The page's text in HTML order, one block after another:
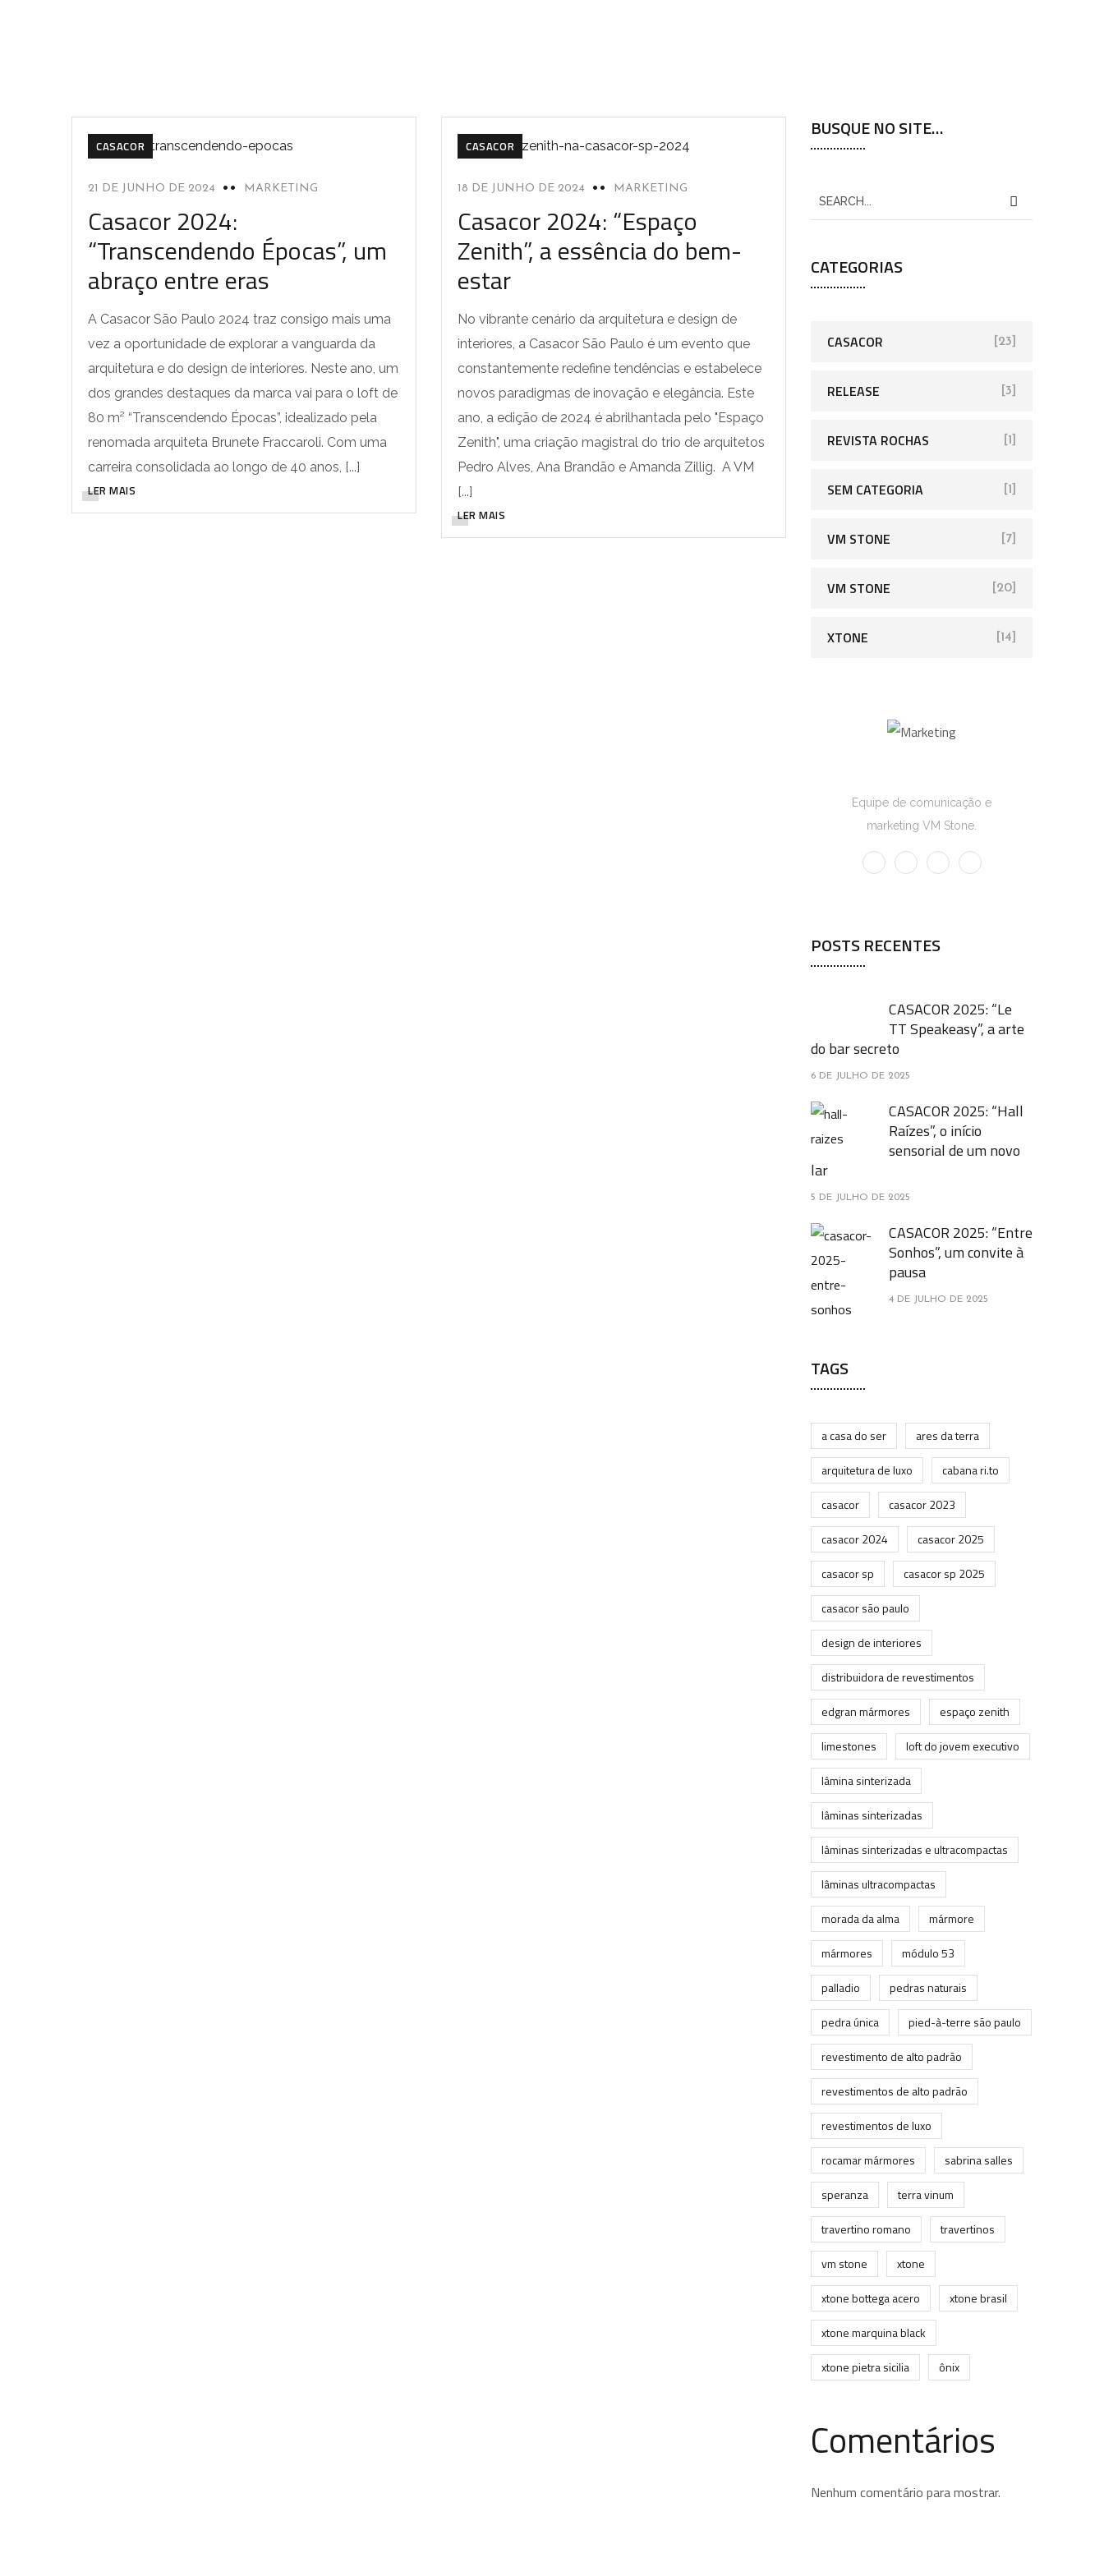
CASACOR
21 DE JUNHO DE 2024 MARKETING
Casacor 2024:
“Transcendendo Épocas”, um
abraço entre eras
A Casacor São Paulo 2024 traz consigo mais uma
vez a oportunidade de explorar a vanguarda da
arquitetura e do design de interiores. Neste ano, um
dos grandes destaques da marca vai para o loft de
80 m² “Transcendendo Épocas”, idealizado pela
renomada arquiteta Brunete Fraccaroli. Com uma
carreira consolidada ao longo de 40 anos, [...]
LER MAIS
CASACOR
18 DE JUNHO DE 2024 MARKETING
Casacor 2024: “Espaço
Zenith”, a essência do bem-
estar
No vibrante cenário da arquitetura e design de
interiores, a Casacor São Paulo é um evento que
constantemente redefine tendências e estabelece
novos paradigmas de inovação e elegância. Este
ano, a edição de 2024 é abrilhantada pelo "Espaço
Zenith", uma criação magistral do trio de arquitetos
Pedro Alves, Ana Brandão e Amanda Zillig. A VM
[...]
LER MAIS
BUSQUE NO SITE…
CATEGORIAS
CASACOR [23]
RELEASE [3]
REVISTA ROCHAS [1]
SEM CATEGORIA [1]
VM STONE [7]
VM STONE [20]
XTONE [14]
Equipe de comunicação e
marketing VM Stone.
POSTS RECENTES
CASACOR 2025: “Le
TT Speakeasy”, a arte
do bar secreto
6 DE JULHO DE 2025
CASACOR 2025: “Hall
Raízes”, o início
sensorial de um novo
lar
5 DE JULHO DE 2025
CASACOR 2025: “Entre
Sonhos”, um convite à
pausa
4 DE JULHO DE 2025
TAGS
a casa do ser
ares da terra
arquitetura de luxo
cabana ri.to
casacor
casacor 2023
casacor 2024
casacor 2025
casacor sp
casacor sp 2025
casacor são paulo
design de interiores
distribuidora de revestimentos
edgran mármores
espaço zenith
limestones
loft do jovem executivo
lâmina sinterizada
lâminas sinterizadas
lâminas sinterizadas e ultracompactas
lâminas ultracompactas
morada da alma
mármore
mármores
módulo 53
palladio
pedras naturais
pedra única
pied-à-terre são paulo
revestimento de alto padrão
revestimentos de alto padrão
revestimentos de luxo
rocamar mármores
sabrina salles
speranza
terra vinum
travertino romano
travertinos
vm stone
xtone
xtone bottega acero
xtone brasil
xtone marquina black
xtone pietra sicilia
ônix
Comentários
Nenhum comentário para mostrar.